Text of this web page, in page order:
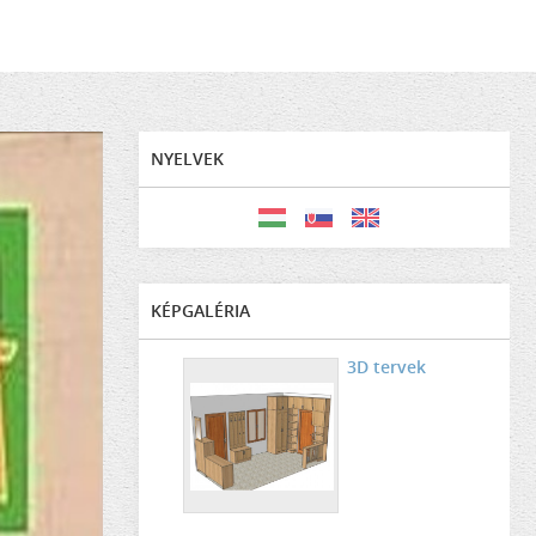
NYELVEK
KÉPGALÉRIA
3D tervek